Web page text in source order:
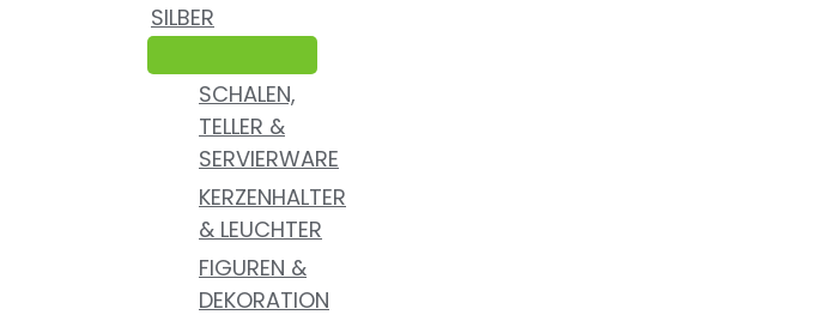
SILBER
SCHALEN,
TELLER &
SERVIERWARE
KERZENHALTER
& LEUCHTER
FIGUREN &
DEKORATION